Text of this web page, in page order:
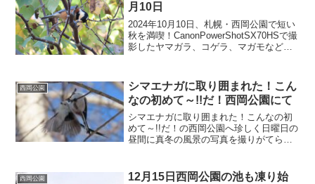
月10日
2024年10月10日、札幌・西岡公園で短い
秋を満喫！CanonPowerShotSX70HSで撮
影したヤマガラ、コゲラ、マガモなど野
西岡公園
シマエナガに取り囲まれた！こん
なの初めて～!!だ！西岡公園にて
シマエナガに取り囲まれた！こんなの初
めて～!!だ！の西岡公園へ珍しく日曜日の
昼間に真冬の風景の写真を撮りがてら散
じめ鳥さんたちの襲来を受けました。
西岡公園
12月15日西岡公園の池も凍り始